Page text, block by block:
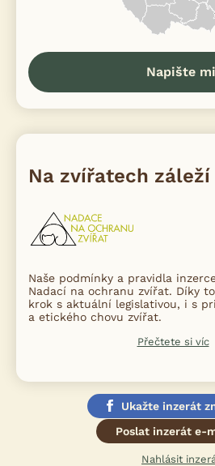
Napište mi
Na zvířatech záleží
Naše podmínky a pravidla
Nadací na ochranu zvířat. Díky
krok s aktuální legislativou, i s
a etického chovu zvířat.
Přečtete si víc
Ukažte inzerát
Poslat inzerát e-
Nahlásit